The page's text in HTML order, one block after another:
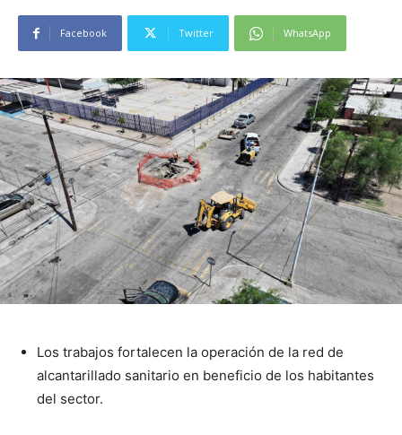
Facebook Twitter WhatsApp
Los trabajos fortalecen la operación de la red de
alcantarillado sanitario en beneficio de los habitantes
del sector.